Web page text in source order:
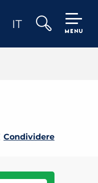
IT
MENU
Condividere